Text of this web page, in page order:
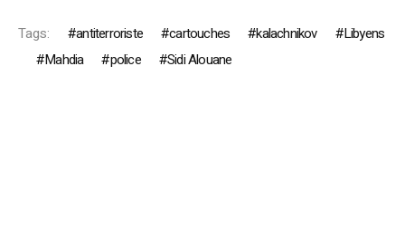
Tags: antiterroriste cartouches kalachnikov
Libyens
Mahdia
police Sidi Alouane